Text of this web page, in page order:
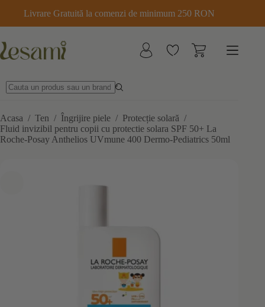
conținut
Livrare Gratuită la comenzi de minimum 250 RON
Acasa / Ten / Îngrijire piele / Protecție solară /
Fluid invizibil pentru copii cu protectie solara SPF 50+ La
Roche-Posay Anthelios UVmune 400 Dermo‑Pediatrics 50ml